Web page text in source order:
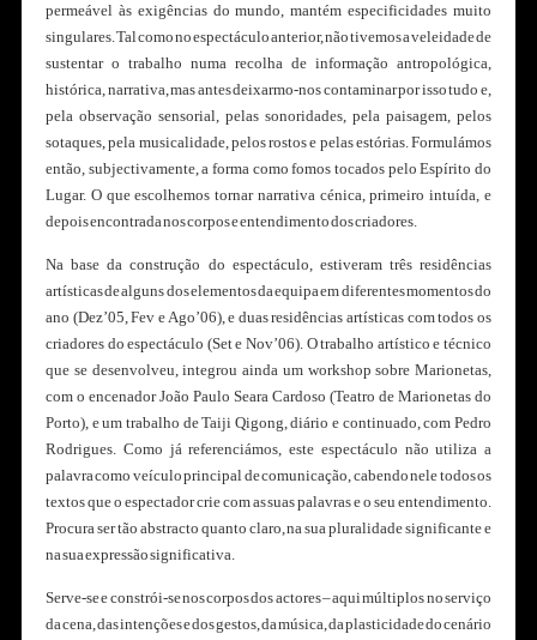
permeável às exigências do mundo, mantém especificidades muito
singulares. Tal como no espectáculo anterior, não tivemos a veleidade de
sustentar o trabalho numa recolha de informação antropológica,
histórica, narrativa, mas antes deixarmo-nos contaminar por isso tudo e,
pela observação sensorial, pelas sonoridades, pela paisagem, pelos
sotaques, pela musicalidade, pelos rostos e pelas estórias. Formulámos
então, subjectivamente, a forma como fomos tocados pelo Espírito do
Lugar. O que escolhemos tornar narrativa cénica, primeiro intuída, e
depois encontrada nos corpos e entendimento dos criadores.
Na base da construção do espectáculo, estiveram três residências
artísticas de alguns dos elementos da equipa em diferentes momentos do
ano (Dez’05, Fev e Ago’06), e duas residências artísticas com todos os
criadores do espectáculo (Set e Nov’06). O trabalho artístico e técnico
que se desenvolveu, integrou ainda um workshop sobre Marionetas,
com o encenador João Paulo Seara Cardoso (Teatro de Marionetas do
Porto), e um trabalho de Taiji Qigong, diário e continuado, com Pedro
Rodrigues. Como já referenciámos, este espectáculo não utiliza a
palavra como veículo principal de comunicação, cabendo nele todos os
textos que o espectador crie com as suas palavras e o seu entendimento.
Procura ser tão abstracto quanto claro, na sua pluralidade significante e
na sua expressão significativa.
Serve-se e constrói-se nos corpos dos actores – aqui múltiplos no serviço
da cena, das intenções e dos gestos, da música, da plasticidade do cenário